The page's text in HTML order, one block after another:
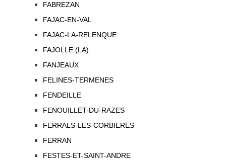
FABREZAN
FAJAC-EN-VAL
FAJAC-LA-RELENQUE
FAJOLLE (LA)
FANJEAUX
FELINES-TERMENES
FENDEILLE
FENOUILLET-DU-RAZES
FERRALS-LES-CORBIERES
FERRAN
FESTES-ET-SAINT-ANDRE